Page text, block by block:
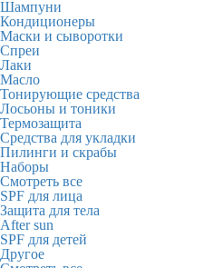
Шампуни
Кондиционеры
Маски и сыворотки
Спреи
Лаки
Масло
Тонирующие средства
Лосьоны и тоники
Термозащита
Средства для укладки
Пилинги и скрабы
Наборы
Смотреть все
SPF для лица
Защита для тела
After sun
SPF для детей
Другое